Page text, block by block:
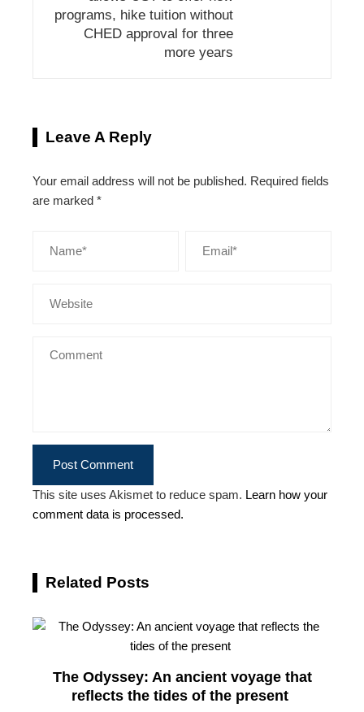
programs, hike tuition without
CHED approval for three
more years
Leave A Reply
Your email address will not be published. Required fields
are marked *
This site uses Akismet to reduce spam. Learn how your
comment data is processed.
Related Posts
The Odyssey: An ancient voyage that
reflects the tides of the present